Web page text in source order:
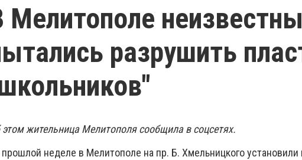
Мелитополе
разрушить
этом жительница Мелитополя сообщила в соцсетях.
неделе в Мелитополе на пр. Б. Хмельницкого установили